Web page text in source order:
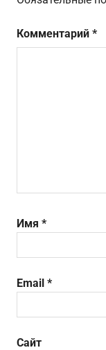
Комментарий *
Имя *
Email *
Сайт